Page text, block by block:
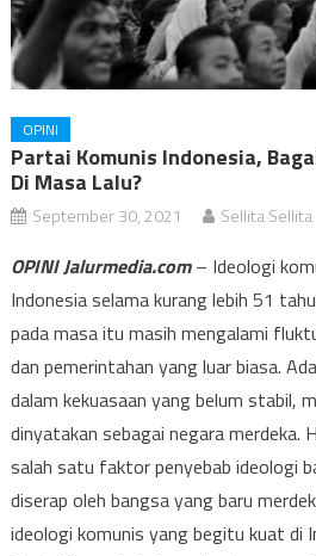
OPINI
Partai Komunis Indonesia,
Di Masa Lalu?
September 30, 2021 Sellita Sellita
OPINI Jalurmedia.com– Ideologi
Indonesia selama kurang lebih 51
pada masa itu masih mengalami
dan pemerintahan yang luar biasa.
dalam kekuasaan yang belum stabil,
dinyatakan sebagai negara merdeka.
salah satu faktor penyebab ideologi
diserap oleh bangsa yang baru
ideologi komunis yang begitu kuat di